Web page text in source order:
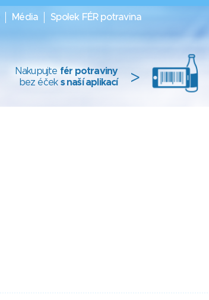
Média Spolek FÉR potravina
Nakupujte fér potraviny
bez éček s naší aplikací >